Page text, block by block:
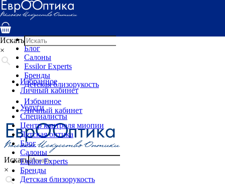
Услуги
Специалисты
Детская оптика
Блог
Салоны
Essilor Experts
Бренды
Детская близорукость
Избранное
Личный кабинет
Искать
×
Искать
×
Избранное
Личный кабинет
Услуги
Специалисты
Центр контроля миопии
Детская оптика
Блог
Салоны
Essilor Experts
Бренды
Детская близорукость